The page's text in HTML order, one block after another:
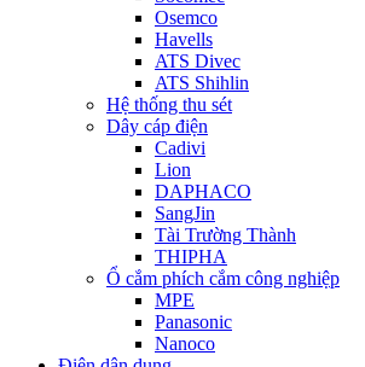
Osemco
Havells
ATS Divec
ATS Shihlin
Hệ thống thu sét
Dây cáp điện
Cadivi
Lion
DAPHACO
SangJin
Tài Trường Thành
THIPHA
Ổ cắm phích cắm công nghiệp
MPE
Panasonic
Nanoco